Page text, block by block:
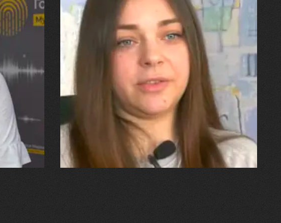
27.07.2026
"Я перенесла 11 операцій, та
плакала від фантомного
болю. Але маленька донька
бере за руку і змушує йти
далі"